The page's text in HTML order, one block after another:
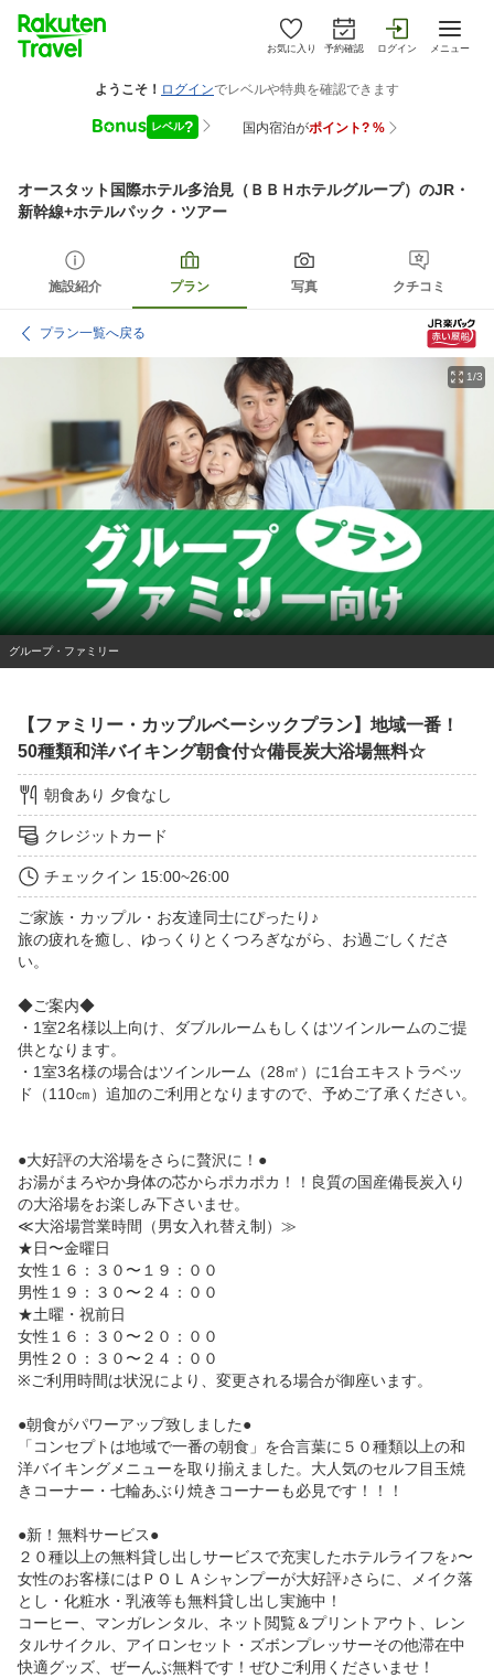
お気に入り 予約確認 ログイン メニュー
オースタット国際ホテル多治見（ＢＢＨホテルグループ） のJR・
新幹線+ホテルパック・ツアー
施設紹介 プラン 写真 クチコミ
プラン一覧へ戻る
1/3
グループ・ファミリー
【ファミリー・カップルベーシックプラン】地域一番！
50種類和洋バイキング朝食付☆備長炭大浴場無料☆
朝食あり 夕食なし
クレジットカード
チェックイン 15:00~26:00
ご家族・カップル・お友達同士にぴったり♪
旅の疲れを癒し、ゆっくりとくつろぎながら、お過ごしくださ
い。
◆ご案内◆
・1室2名様以上向け、ダブルルームもしくはツインルームのご提
供となります。
・1室3名様の場合はツインルーム（28㎡）に1台エキストラベッ
ド（110㎝）追加のご利用となりますので、予めご了承ください。
●大好評の大浴場をさらに贅沢に！●
お湯がまろやか身体の芯からポカポカ！！良質の国産備長炭入り
の大浴場をお楽しみ下さいませ。
≪大浴場営業時間（男女入れ替え制）≫
★日〜金曜日
女性１６：３０〜１９：００
男性１９：３０〜２４：００
★土曜・祝前日
女性１６：３０〜２０：００
男性２０：３０〜２４：００
※ご利用時間は状況により、変更される場合が御座います。
●朝食がパワーアップ致しました●
「コンセプトは地域で一番の朝食」を合言葉に５０種類以上の和
洋バイキングメニューを取り揃えました。大人気のセルフ目玉焼
きコーナー・七輪あぶり焼きコーナーも必見です！！！
●新！無料サービス●
２０種以上の無料貸し出しサービスで充実したホテルライフを♪〜
女性のお客様にはＰＯＬＡシャンプーが大好評♪さらに、メイク落
とし・化粧水・乳液等も無料貸し出し実施中！
コーヒー、マンガレンタル、ネット閲覧＆プリントアウト、レン
タルサイクル、アイロンセット・ズボンプレッサーその他滞在中
快適グッズ、ぜーんぶ無料です！ぜひご利用くださいませ！